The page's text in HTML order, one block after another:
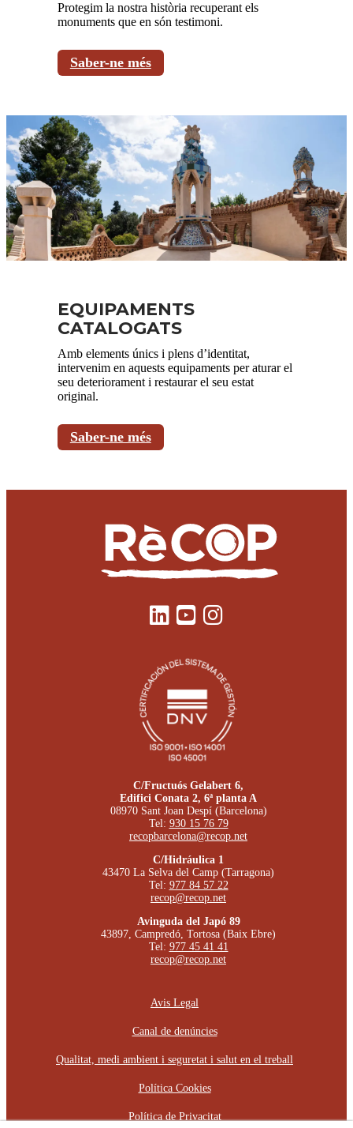
Protegim la nostra història recuperant els
monuments que en són testimoni.
Saber-ne més
EQUIPAMENTS
CATALOGATS
Amb elements únics i plens d’identitat,
intervenim en aquests equipaments per aturar el
seu deteriorament i restaurar el seu estat
original.
Saber-ne més
C/Fructuós Gelabert 6,
Edifici Conata 2, 6ª planta A
08970 Sant Joan Despí (Barcelona)
Tel: 930 15 76 79
recopbarcelona@recop.net
C/Hidráulica 1
43470 La Selva del Camp (Tarragona)
Tel: 977 84 57 22
recop@recop.net
Avinguda del Japó 89
43897, Campredó, Tortosa (Baix Ebre)
Tel: 977 45 41 41
recop@recop.net
Avis Legal
Canal de denúncies
Qualitat, medi ambient i seguretat i salut en el treball
Política Cookies
Política de Privacitat